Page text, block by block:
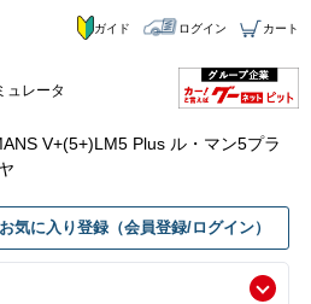
ュレータ
ガイド ログイン カート
V+(5+)LM5 Plus ル・マン5プラ
お気に入り登録（会員登録/ログイン）